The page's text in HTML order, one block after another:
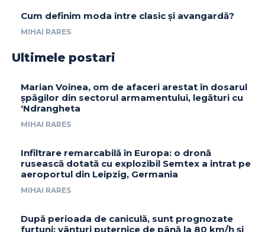
Cum definim moda între clasic și avangardă?
MIHAI RARES
Ultimele postari
Marian Voinea, om de afaceri arestat în dosarul
șpăgilor din sectorul armamentului, legături cu
‘Ndrangheta
MIHAI RARES
Infiltrare remarcabilă în Europa: o dronă
rusească dotată cu explozibil Semtex a intrat pe
aeroportul din Leipzig, Germania
MIHAI RARES
După perioada de caniculă, sunt prognozate
furtuni: vânturi puternice de până la 80 km/h și